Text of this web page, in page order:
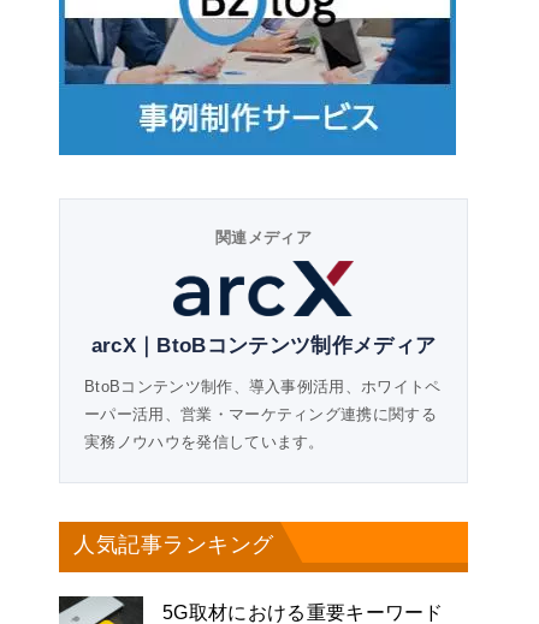
関連メディア
arcX｜BtoBコンテンツ制作メディア
BtoBコンテンツ制作、導入事例活用、ホワイトペ
ーパー活用、営業・マーケティング連携に関する
実務ノウハウを発信しています。
人気記事ランキング
5G取材における重要キーワード